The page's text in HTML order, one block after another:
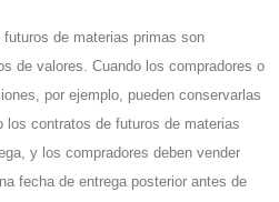
futuros de materias primas son
de valores. Cuando los compradores o
por ejemplo, pueden conservarlas
los contratos de futuros de materias
y los compradores deben vender
fecha de entrega posterior antes de